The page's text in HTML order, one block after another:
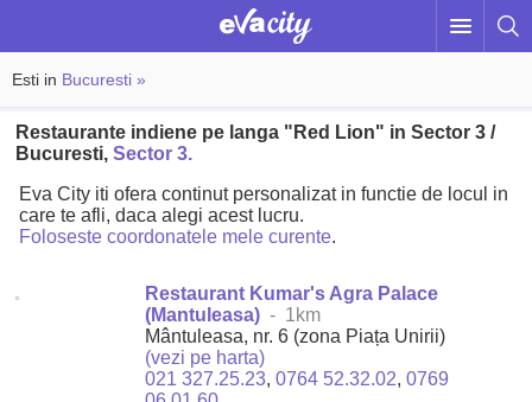
Esti in Bucuresti »
Restaurante indiene pe langa "Red Lion" in Sector 3 /
Bucuresti,Sector 3.
Eva City iti ofera continut personalizat in functie de locul in
care te afli, daca alegi acest lucru.
Foloseste coordonatele mele curente.
Restaurant Kumar's Agra Palace
(Mantuleasa) - 1km
Mântuleasa, nr. 6 (zona Piața Unirii)
(vezi pe harta)
021 327.25.23,0764 52.32.02,0769